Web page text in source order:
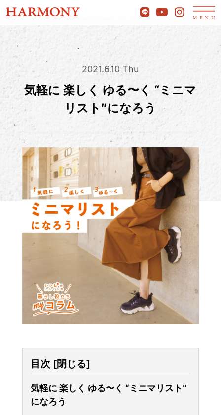
2021.6.10 Thu
気軽に 楽しく ゆる〜く “ミニマ
リスト″になろう
目次 [閉じる]
気軽に 楽しく ゆる〜く “ミニマリスト″
になろう